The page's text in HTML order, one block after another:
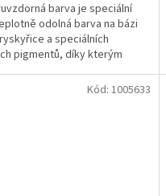
barva je speciální
odolná barva na bázi
a speciálních
pigmentů, díky kterým
nárazové teplotní zatížení
pak vydrží až 350°C
Kód: 1005633